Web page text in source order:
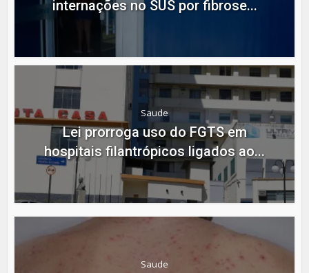
internações no SUS por fibrose...
Saude
Lei prorroga uso do FGTS em
hospitais filantrópicos ligados ao...
Saude